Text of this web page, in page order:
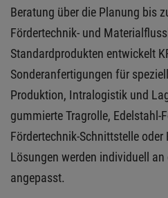
Beratung über die Planung bis
Fördertechnik- und
Standardprodukten entwickelt
Sonderanfertigungen für
Produktion, Intralogistik und
gummierte Tragrolle, Edelstahl-
Fördertechnik-Schnittstelle
Lösungen werden individuell
angepasst.